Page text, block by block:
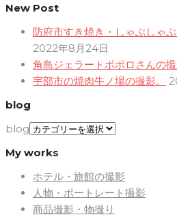
New Post
防府市すき焼き・しゃぶしゃ
2022年8月24日
角島ジェラートポポロさんの撮
宇部市の焼肉牛ノ場の撮影。
blog
blog
My works
ホテル・旅館の撮影
人物・ポートレート撮影
商品撮影・物撮り